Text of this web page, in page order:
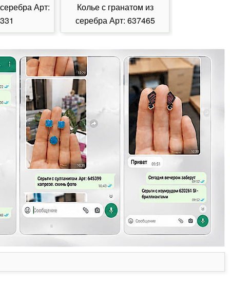
Арт:
Колье с гранатом из
серебра Арт: 637465